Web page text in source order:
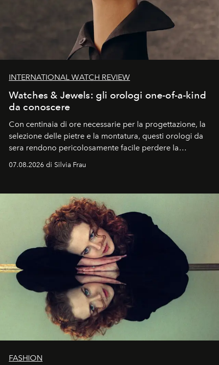
INTERNATIONAL WATCH REVIEW
Watches & Jewels: gli orologi one-of-a-kind
da conoscere
Con centinaia di ore necessarie per la progettazione, la
selezione delle pietre e la montatura, questi orologi da
sera rendono pericolosamente facile perdere la
07.08.2026 di Silvia Frau
FASHION